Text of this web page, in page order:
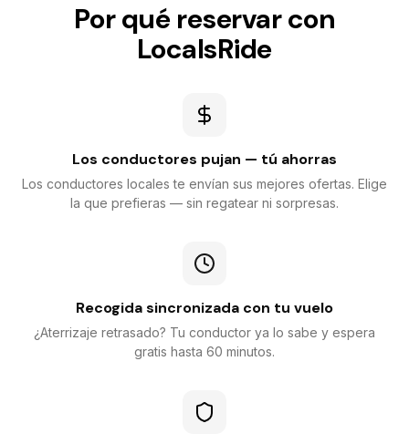
Por qué reservar con
LocalsRide
Los conductores pujan — tú ahorras
Los conductores locales te envían sus mejores ofertas. Elige
la que prefieras — sin regatear ni sorpresas.
Recogida sincronizada con tu vuelo
¿Aterrizaje retrasado? Tu conductor ya lo sabe y espera
gratis hasta 60 minutos.